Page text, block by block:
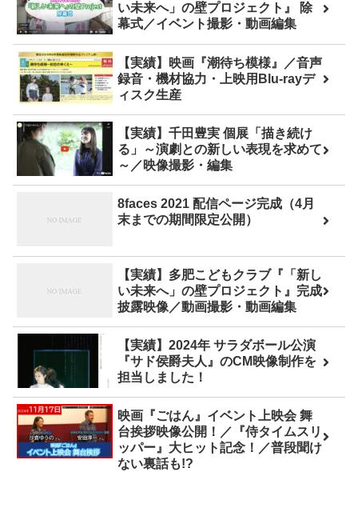
い未来へ」の壁プロジェクト』 除
幕式／イベント撮影・動画編集
【実績】映画『潮待ち模様』／音声
録音・機材協力・上映用Blu-rayデ
ィスク生産
【実績】千田豊実 個展「描き続け
る」～演劇との新しい表現を求めて
～／映像撮影・編集
8faces 2021 配信ページ完成（4月
末までの期間限定公開）
【実績】多肥こどもクラブ『「新し
い未来へ」の壁プロジェクト』完成
披露映像／動画撮影・動画編集
【実績】2024年 サラダボール公演
『サド侯爵夫人』のCM映像制作を
担当しました！
映画『ごはん』イベント上映会 舞
台挨拶映像公開！／『侍タイムスリ
ッパー』大ヒット記念！／普段聞け
ない裏話も!?